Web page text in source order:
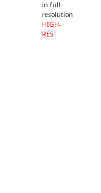
in full
resolution
HIGH-
RES